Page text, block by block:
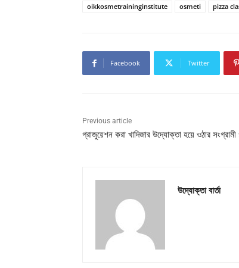
oikkosmetraininginstitute
osmeti pizza
Facebook Twitter
Previous article
গ্রাজুয়েশন করা খাদিজার উদ্যোক্তা হয়ে ওঠার সংগ্রামী
উদ্যোক্তা বার্তা